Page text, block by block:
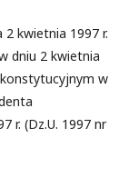
kwietnia 1997 r.
dniu 2 kwietnia
w
r. (Dz.U. 1997 nr